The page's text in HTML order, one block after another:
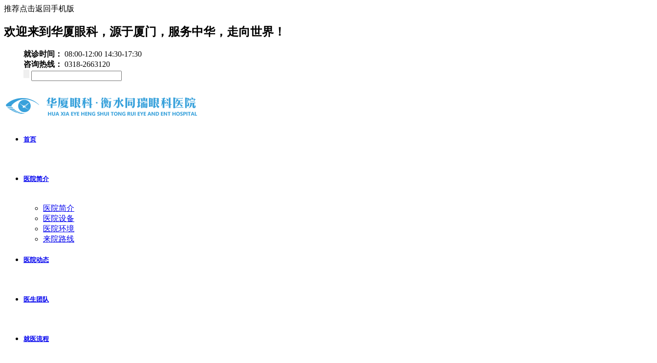
推荐点击返回手机版
欢迎来到华厦眼科，源于厦门，服务中华，走向世界！
就诊时间： 08:00-12:00 14:30-17:30
咨询热线： 0318-2663120
首页
医院简介
医院简介
医院设备
医院环境
来院路线
医院动态
医生团队
就医流程